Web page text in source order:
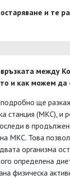
и те
връзката между
и как можем да
ще
станция (МКС), и
в
МКС. Това
организма
определена
физическа